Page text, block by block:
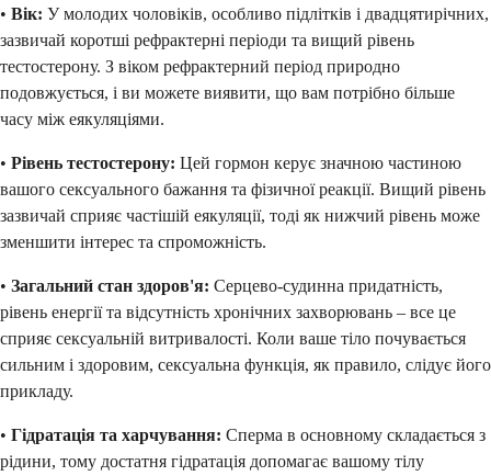
• Вік: У молодих чоловіків, особливо підлітків і двадцятирічних,
зазвичай коротші рефрактерні періоди та вищий рівень
тестостерону. З віком рефрактерний період природно
подовжується, і ви можете виявити, що вам потрібно більше
часу між еякуляціями.
• Рівень тестостерону: Цей гормон керує значною частиною
вашого сексуального бажання та фізичної реакції. Вищий рівень
зазвичай сприяє частішій еякуляції, тоді як нижчий рівень може
зменшити інтерес та спроможність.
• Загальний стан здоров'я: Серцево-судинна придатність,
рівень енергії та відсутність хронічних захворювань – все це
сприяє сексуальній витривалості. Коли ваше тіло почувається
сильним і здоровим, сексуальна функція, як правило, слідує його
прикладу.
• Гідратація та харчування: Сперма в основному складається з
рідини, тому достатня гідратація допомагає вашому тілу